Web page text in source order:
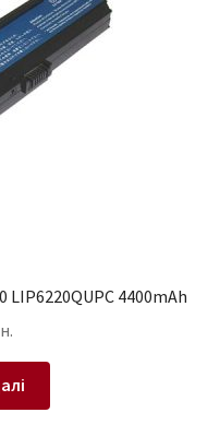
LIP6220QUPC 4400mAh